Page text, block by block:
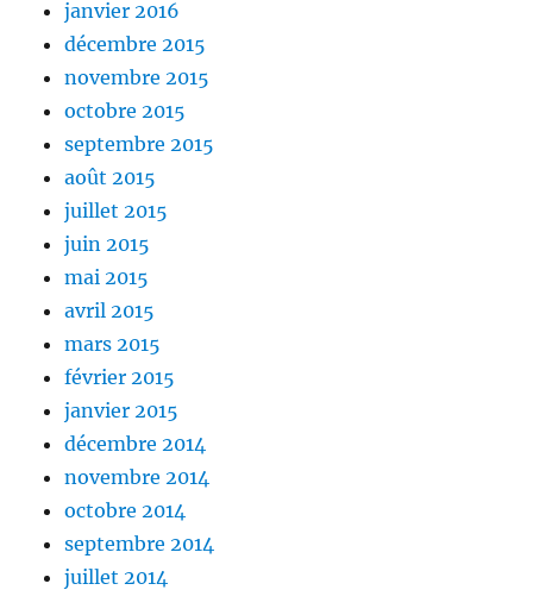
janvier 2016
décembre 2015
novembre 2015
octobre 2015
septembre 2015
août 2015
juillet 2015
juin 2015
mai 2015
avril 2015
mars 2015
février 2015
janvier 2015
décembre 2014
novembre 2014
octobre 2014
septembre 2014
juillet 2014